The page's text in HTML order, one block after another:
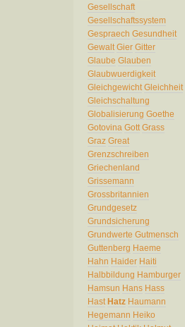
Gesellschaft
Gesellschaftssystem
Gespraech Gesundheit
Gewalt Gier Gitter
Glaube Glauben
Glaubwuerdigkeit
Gleichgewicht Gleichheit
Gleichschaltung
Globalisierung Goethe
Gotovina Gott Grass
Graz Great
Grenzschreiben
Griechenland
Grissemann
Grossbritannien
Grundgesetz
Grundsicherung
Grundwerte Gutmensch
Guttenberg Haeme
Hahn Haider Haiti
Halbbildung Hamburger
Hamsun Hans Hass
Hast Hatz Haumann
Hegemann Heiko